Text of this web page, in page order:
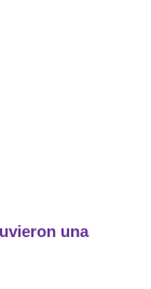
una